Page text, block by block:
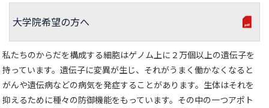
大学院希望の方へ
私たちのからだを構成する細胞はゲノム上に２万個以上の遺伝子を
持っています。遺伝子に変異が生じ、それがうまく働かなくなると
がんや遺伝病などの病気を発症することがあります。生体はそれを
抑えるために種々の防御機能をもっています。その中の一つアポト